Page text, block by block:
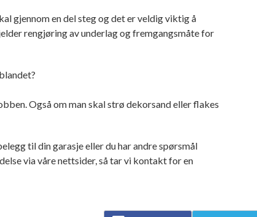
gjennom en del steg og det er veldig viktig å
rengjøring av underlag og fremgangsmåte for
Også om man skal strø dekorsand eller flakes
til din garasje eller du har andre spørsmål
via våre nettsider, så tar vi kontakt for en